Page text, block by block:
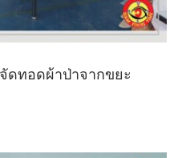
ดทอดผ้าป่าจากขยะ